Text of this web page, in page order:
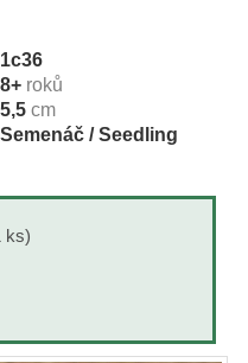
1c36
8+ roků
5,5 cm
Semenáč / Seedling
ks)